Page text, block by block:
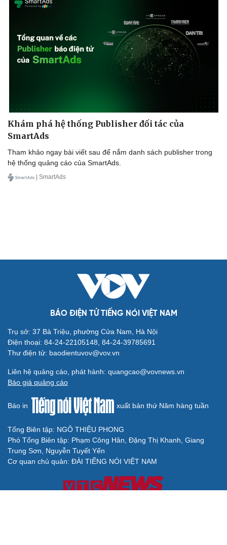
Khám phá hệ thống Publisher đối tác của
SmartAds
Tham khảo ngay bài viết sau để nắm danh sách publisher trong
hệ thống quảng cáo của SmartAds.
| SmartAds
BÁO ĐIỆN TỬ TIẾNG NÓI VIỆT NAM
Trụ sở: 37 Bà Triệu, phường Cửa Nam, Hà Nội
Điện thoại: 84-24-22105148, 84-24-39785691
Thư điện tử: baodientuvov@vov.vn
Liên hệ quảng cáo, phát hành: quangcao@vovnews.vn
Báo giá quảng cáo
Báo in xuất bản thứ Năm hàng tuần
Tổng Biên tập: NGÔ THIỆU PHONG
Phó Tổng Biên tập: Phạm Công Hân, Đặng Thị Khanh, Giang
Trung Sơn, Nguyễn Tuyết Yến
Cơ quan chủ quản: ĐÀI TIẾNG NÓI VIỆT NAM